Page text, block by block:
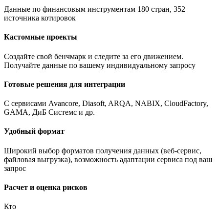
Глобальное покрытие
Данные по финансовым инструментам 180 стран, 352
Кастомные проекты
Создайте свой бенчмарк и следите за его движением.
Готовые решения для интеграции
С сервисами Avancore, Diasoft, ARQA, NABIX, CloudFactory,
Удобный формат
Широкий выбор форматов получения данных (веб-сервис,
файловая выгрузка), возможность адаптации сервиса под ваш